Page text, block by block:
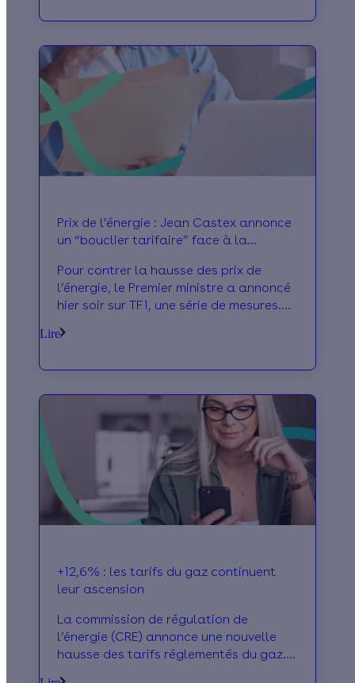
Prix de l’énergie : Jean Castex annonce
un “bouclier tarifaire” face à la
Pour contrer la hausse des prix de
l’énergie, le Premier ministre a annoncé
hier soir sur TF1, une série de mesures.
des prix de l’électricité, revalorisation
récapitulatif du “bouclier tarifaire”
annoncé.
Lire
+12,6% : les tarifs du gaz continuent
leur ascension
La commission de régulation de
l’énergie (CRE) annonce une nouvelle
hausse des tarifs réglementés du gaz.